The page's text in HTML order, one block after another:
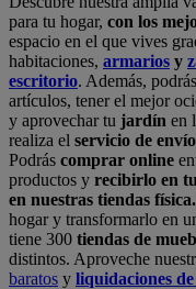
para tu hogar, con los
espacio en el que vives
habitaciones, armarios y
escritorio. Además,
artículos, tener el mejor
y aprovechar tu jardín en
realiza el servicio de
Podrás comprar online
productos y recibirlo en
en nuestras tiendas física.
hogar y transformarlo en
tiene 300 tiendas de
distintos. Aproveche
baratos y liquidaciones de